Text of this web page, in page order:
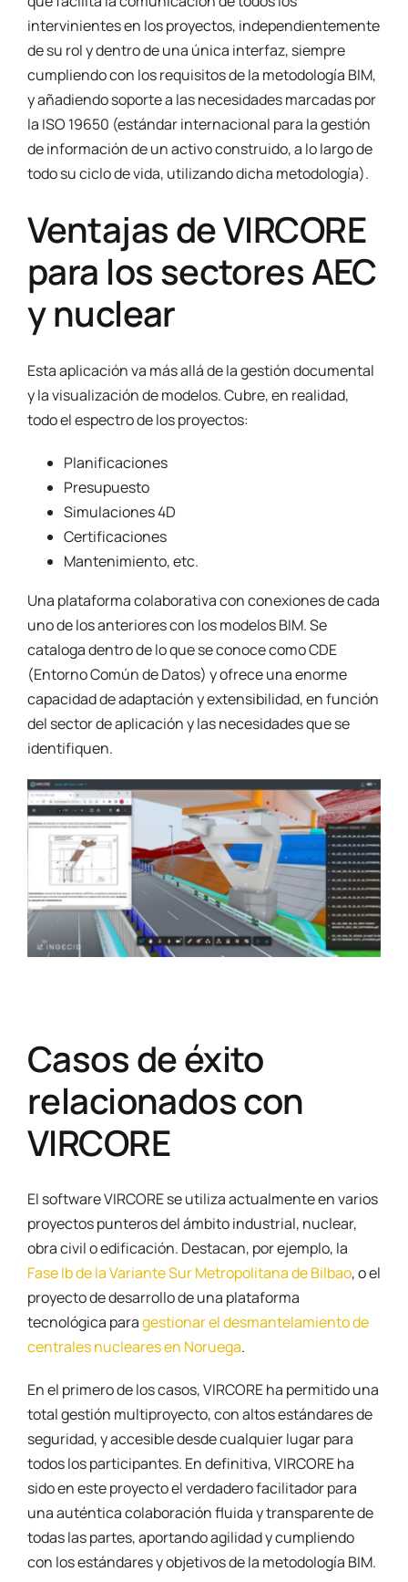
intervinientes en los proyectos, independientemente
de su rol y dentro de una única interfaz, siempre
cumpliendo con los requisitos de la metodología BIM,
y añadiendo soporte a las necesidades marcadas por
la ISO 19650 (estándar internacional para la gestión
de información de un activo construido, a lo largo de
todo su ciclo de vida, utilizando dicha metodología).
Ventajas de VIRCORE
para los sectores AEC
y nuclear
Esta aplicación va más allá de la gestión documental
y la visualización de modelos. Cubre, en realidad,
todo el espectro de los proyectos:
Planificaciones
Presupuesto
Simulaciones 4D
Certificaciones
Mantenimiento, etc.
Una plataforma colaborativa con conexiones de cada
uno de los anteriores con los modelos BIM. Se
cataloga dentro de lo que se conoce como CDE
(Entorno Común de Datos) y ofrece una enorme
capacidad de adaptación y extensibilidad, en función
del sector de aplicación y las necesidades que se
identifiquen.
Casos de éxito
relacionados con
VIRCORE
El software VIRCORE se utiliza actualmente en varios
proyectos punteros del ámbito industrial, nuclear,
obra civil o edificación. Destacan, por ejemplo, la
Fase Ib de la Variante Sur Metropolitana de Bilbao, o el
proyecto de desarrollo de una plataforma
tecnológica paragestionar el desmantelamiento de
centrales nucleares en Noruega.
En el primero de los casos, VIRCORE ha permitido una
total gestión multiproyecto, con altos estándares de
seguridad, y accesible desde cualquier lugar para
todos los participantes. En definitiva, VIRCORE ha
sido en este proyecto el verdadero facilitador para
una auténtica colaboración fluida y transparente de
todas las partes, aportando agilidad y cumpliendo
con los estándares y objetivos de la metodología BIM.